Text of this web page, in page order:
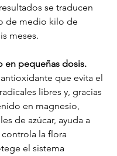
se traducen
de medio kilo de
meses.
en pequeñas dosis.
que evita el
libres y, gracias
en magnesio,
de azúcar, ayuda a
controla la flora
el sistema